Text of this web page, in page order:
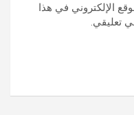
الإلكتروني في هذا
تعليقي.